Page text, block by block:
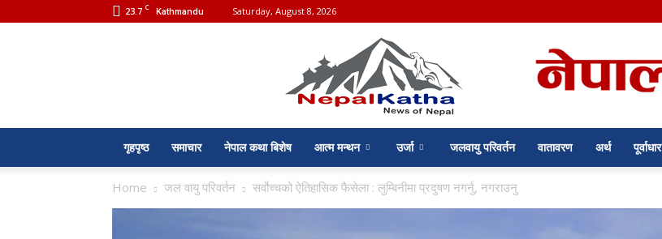
23.7 C Kathmandu Saturday, August 8, 2026
nepalkatha.com
गृहपृष्ठ समाचार नेपाल कथा बिशेष आत्म मन्थन उर्जा जलवायु परिवर्तन वातावरण अर्थ पूर्वाधार
Home जल वायु परिवर्तन सर्वाेच्चको ऐतिहासिक फैसेला : लुम्बिनीमा प्रदुषण नगर्नु, नगराउनु